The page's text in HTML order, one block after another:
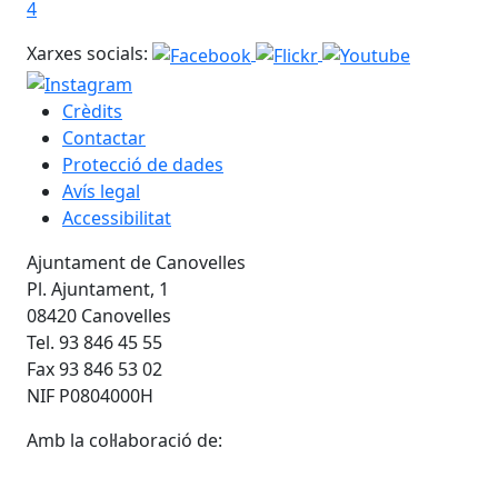
4
Xarxes socials:
Crèdits
Contactar
Protecció de dades
Avís legal
Accessibilitat
Ajuntament de Canovelles
Pl. Ajuntament, 1
08420 Canovelles
Tel. 93 846 45 55
Fax 93 846 53 02
NIF P0804000H
Amb la col·laboració de: